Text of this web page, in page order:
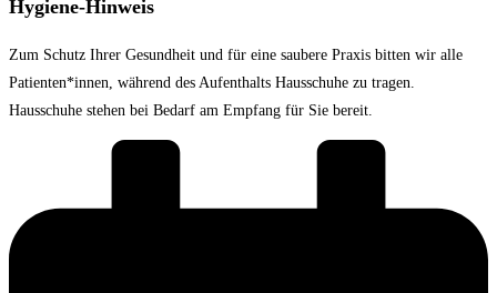
Hygiene-Hinweis
Zum Schutz Ihrer Gesundheit und für eine saubere Praxis bitten wir alle
Patienten*innen, während des Aufenthalts Hausschuhe zu tragen.
Hausschuhe stehen bei Bedarf am Empfang für Sie bereit.